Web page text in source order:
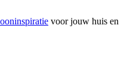
voor jouw huis en